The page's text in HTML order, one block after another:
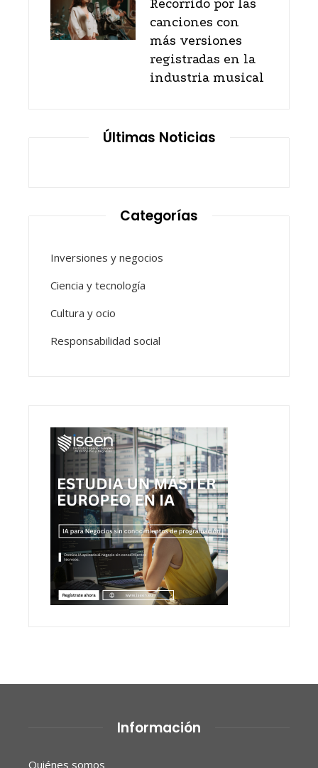
Recorrido por las
canciones con
más versiones
registradas en la
industria musical
Últimas Noticias
Categorías
Inversiones y negocios
Ciencia y tecnología
Cultura y ocio
Responsabilidad social
Información
Quiénes somos